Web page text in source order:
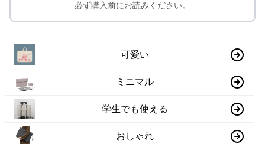
必ず購入前にお読みください。
可愛い
ミニマル
学生でも使える
おしゃれ